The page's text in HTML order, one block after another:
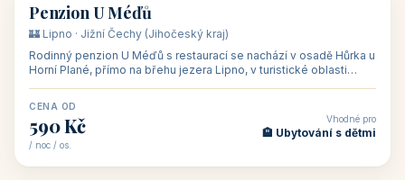
🏡 penzion
Penzion U Méďů
🏰 Lipno · Jižní Čechy (Jihočeský kraj)
Rodinný penzion U Méďů s restaurací se nachází v osadě Hůrka u
Horní Plané, přímo na břehu jezera Lipno, v turistické oblasti
CENA OD
590 Kč
/ noc / os.
Vhodné pro
🏨 Ubytování s dětmi